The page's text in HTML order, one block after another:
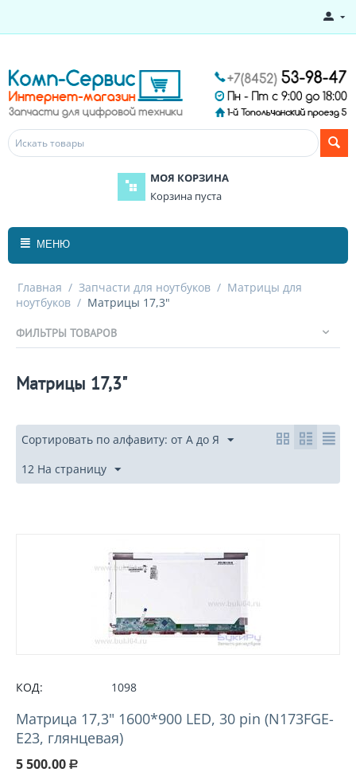
МОЯ КОРЗИНА
Корзина пуста
МЕНЮ
Главная / Запчасти для ноутбуков / Матрицы для
ноутбуков / Матрицы 17,3"
ФИЛЬТРЫ ТОВАРОВ
Матрицы 17,3"
Сортировать по алфавиту: от А до Я
12 На страницу
КОД: 1098
Матрица 17,3" 1600*900 LED, 30 pin (N173FGE-
E23, глянцевая)
5 500.00 Р